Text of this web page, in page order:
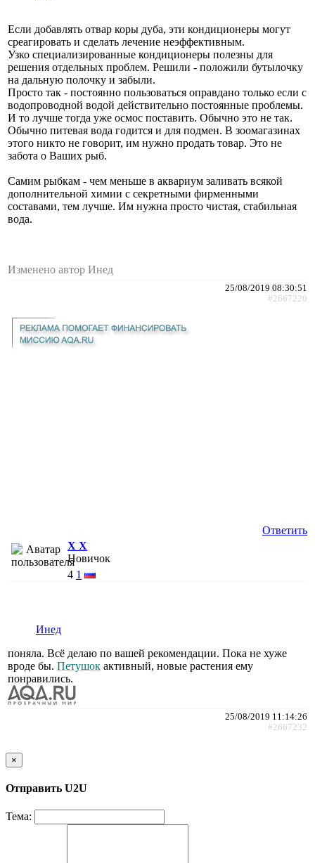
Если добавлять отвар коры дуба, эти кондиционеры могут
среагировать и сделать лечение неэффективным.
Узко специализированные кондиционеры полезны для
решения отдельных проблем. Решили - положили бутылочку
на дальную полочку и забыли.
Просто так - постоянно пользоваться оправдано только если с
водопроводной водой действительно постоянные проблемы.
И то лучше тогда уже осмос поставить. Обычно это не так.
Обычно питевая вода годится и для подмен. В зоомагазинах
этого никто не говорит, им нужно продать товар. Это не
забота о Ваших рыб.
Самим рыбкам - чем меньше в аквариум заливать всякой
дополнительной химии с секретными фирменными
составами, тем лучше. Им нужна просто чистая, стабильная
вода.
Изменено автор Инед
25/08/2019 08:30:51
#2667220
Ответить
X X
Новичок
4 1
Инед
поняла. Всё делаю по вашей рекомендации. Пока не хуже
вроде бы. Петушок активный, новые растения ему
понравились.
25/08/2019 11:14:26
#2667232
×
Отправить U2U
Тема: